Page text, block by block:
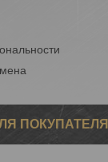
ПОКУПАТЕЛЯ